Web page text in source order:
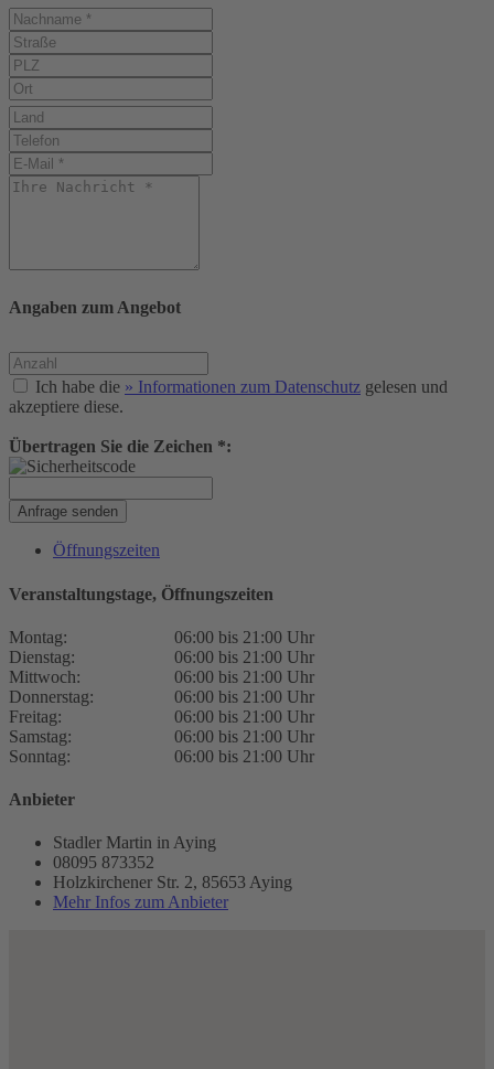
Angaben zum Angebot
Ich habe die » Informationen zum Datenschutz gelesen und
akzeptiere diese.
Übertragen Sie die Zeichen *:
Anfrage senden
Öffnungszeiten
Veranstaltungstage, Öffnungszeiten
Montag:
06:00 bis 21:00 Uhr
Dienstag:
06:00 bis 21:00 Uhr
Mittwoch:
06:00 bis 21:00 Uhr
Donnerstag:
06:00 bis 21:00 Uhr
Freitag:
06:00 bis 21:00 Uhr
Samstag:
06:00 bis 21:00 Uhr
Sonntag:
06:00 bis 21:00 Uhr
Anbieter
Stadler Martin in Aying
08095 873352
Holzkirchener Str. 2, 85653 Aying
Mehr Infos zum Anbieter